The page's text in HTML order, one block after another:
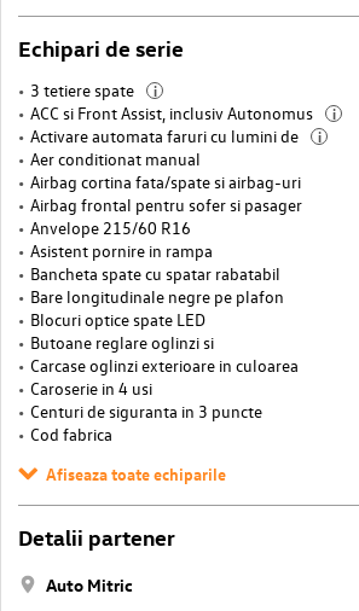
Echipari de serie
3 tetiere spate i
ACC si Front Assist, inclusiv Autonomus i
Activare automata faruri cu lumini de i
Aer conditionat manual
Airbag cortina fata/spate si airbag-uri
Airbag frontal pentru sofer si pasager
Anvelope 215/60 R16
Asistent pornire in rampa
Bancheta spate cu spatar rabatabil
Bare longitudinale negre pe plafon
Blocuri optice spate LED
Butoane reglare oglinzi si
Carcase oglinzi exterioare in culoarea
Caroserie in 4 usi
Centuri de siguranta in 3 puncte
Cod fabrica
Afiseaza toate echiparile
Detalii partener
Auto Mitric